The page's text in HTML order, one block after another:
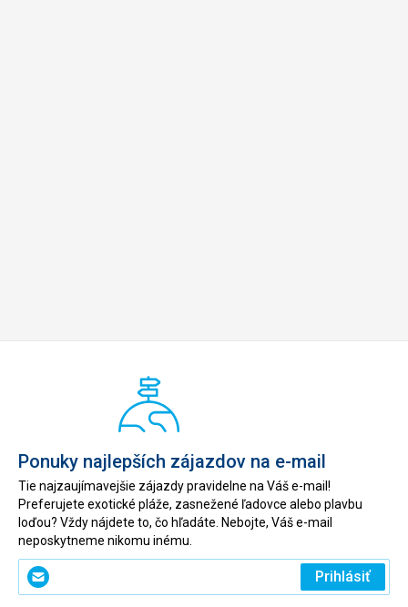
Ponuky najlepších zájazdov na e-mail
Tie najzaujímavejšie zájazdy pravidelne na Váš e-mail!
Preferujete exotické pláže, zasnežené ľadovce alebo plavbu
loďou? Vždy nájdete to, čo hľadáte. Nebojte, Váš e-mail
neposkytneme nikomu inému.
Zadajte
svoj
Prihlásiť